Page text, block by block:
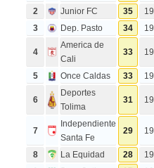
2 Junior FC 35 19
3
Dep. Pasto 34 19
4
America de
Cali
33 19
5 Once Caldas 33 19
6
Deportes
Tolima
31 19
7
Independiente
Santa Fe
29 19
8 La Equidad 28 19